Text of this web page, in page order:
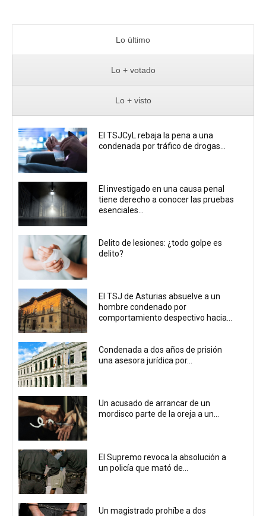
Lo último
Lo + votado
Lo + visto
El TSJCyL rebaja la pena a una
condenada por tráfico de drogas...
El investigado en una causa penal
tiene derecho a conocer las pruebas
esenciales...
Delito de lesiones: ¿todo golpe es
delito?
El TSJ de Asturias absuelve a un
hombre condenado por
comportamiento despectivo hacia...
Condenada a dos años de prisión
una asesora jurídica por...
Un acusado de arrancar de un
mordisco parte de la oreja a un...
El Supremo revoca la absolución a
un policía que mató de...
Un magistrado prohíbe a dos